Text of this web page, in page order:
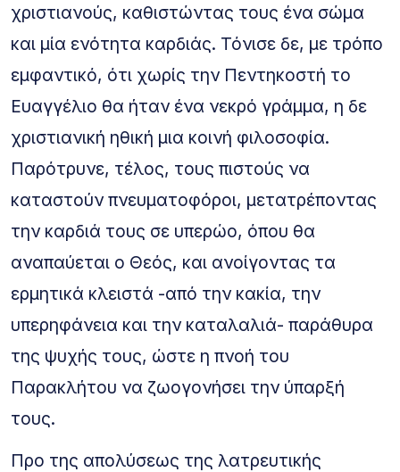
χριστιανούς, καθιστώντας τους ένα σώμα
και μία ενότητα καρδιάς. Τόνισε δε, με τρόπο
εμφαντικό, ότι χωρίς την Πεντηκοστή το
Ευαγγέλιο θα ήταν ένα νεκρό γράμμα, η δε
χριστιανική ηθική μια κοινή φιλοσοφία.
Παρότρυνε, τέλος, τους πιστούς να
καταστούν πνευματοφόροι, μετατρέποντας
την καρδιά τους σε υπερώο, όπου θα
αναπαύεται ο Θεός, και ανοίγοντας τα
ερμητικά κλειστά -από την κακία, την
υπερηφάνεια και την καταλαλιά- παράθυρα
της ψυχής τους, ώστε η πνοή του
Παρακλήτου να ζωογονήσει την ύπαρξή
τους.
Προ της απολύσεως της λατρευτικής